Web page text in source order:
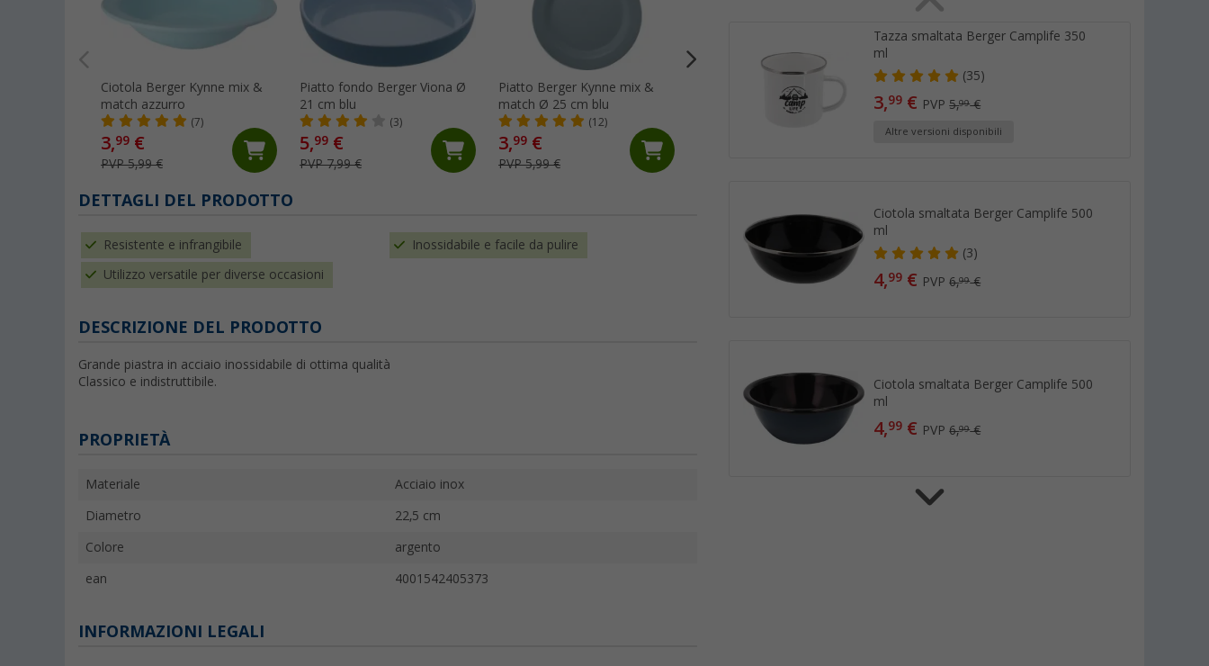
Tazza smaltata Berger Camplife 350
ml
(35)
3,99 € PVP5,99€
Altre versioni disponibili
Ciotola smaltata Berger Camplife 500
ml
(3)
4,99 € PVP6,99€
Ciotola smaltata Berger Camplife 500
ml
4,99 € PVP6,99€
Ciotola Berger Kynne mix &
match azzurro
(7)
3,99 €
PVP 5,99 €
Piatto fondo Berger Viona Ø
21 cm blu
(3)
5,99 €
PVP 7,99 €
Piatto Berger Kynne mix &
match Ø 25 cm blu
(12)
3,99 €
PVP 5,99 €
Set di stoviglie Berger Kynne
in polipropilene per 4 persone
Portauovo Berger Kynne mix
& match verde
DETTAGLI DEL PRODOTTO
Resistente e infrangibile Inossidabile e facile da pulire
Utilizzo versatile per diverse occasioni
DESCRIZIONE DEL PRODOTTO
Grande piastra in acciaio inossidabile di ottima qualità
Classico e indistruttibile.
PROPRIETÀ
Materiale Acciaio inox
Diametro 22,5 cm
Colore argento
ean 4001542405373
INFORMAZIONI LEGALI